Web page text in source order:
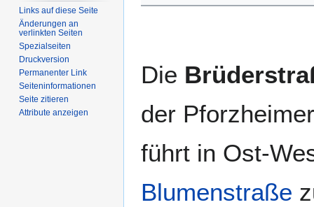
Die
der
führt in Ost-
Blumenstraße
Links auf diese Seite
Änderungen an
verlinkten Seiten
Spezialseiten
Druckversion
Permanenter Link
Seiten­­informationen
Seite zitieren
Attribute anzeigen